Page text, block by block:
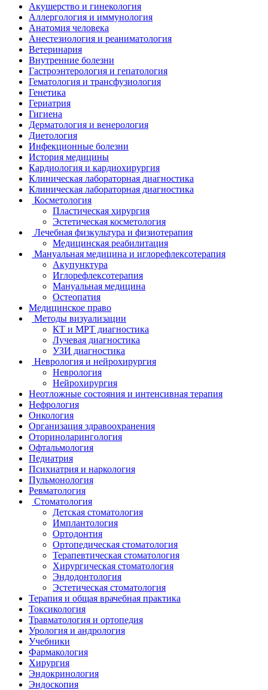
Акушерство и гинекология
Аллергология и иммунология
Анатомия человека
Анестезиология и реаниматология
Ветеринария
Внутренние болезни
Гастроэнтерология и гепатология
Гематология и трансфузиология
Генетика
Гериатрия
Гигиена
Дерматология и венерология
Диетология
Инфекционные болезни
История медицины
Кардиология и кардиохирургия
Клиническая лабораторная диагностика
Клиническая лабораторная диагностика
Косметология
Пластическая хирургия
Эстетическая косметология
Лечебная физкультура и физиотерапия
Медицинская реабилитация
Мануальная медицина и иглорефлексотерапия
Акупунктура
Иглорефлексотерапия
Мануальная медицина
Остеопатия
Медицинское право
Методы визуализации
КТ и МРТ диагностика
Лучевая диагностика
УЗИ диагностика
Неврология и нейрохирургия
Неврология
Нейрохирургия
Неотложные состояния и интенсивная терапия
Нефрология
Онкология
Организация здравоохранения
Оториноларингология
Офтальмология
Педиатрия
Психиатрия и наркология
Пульмонология
Ревматология
Стоматология
Детская стоматология
Имплантология
Ортодонтия
Ортопедическая стоматология
Терапевтическая стоматология
Хирургическая стоматология
Эндодонтология
Эстетическая стоматология
Терапия и общая врачебная практика
Токсикология
Травматология и ортопедия
Урология и андрология
Учебники
Фармакология
Хирургия
Эндокринология
Эндоскопия